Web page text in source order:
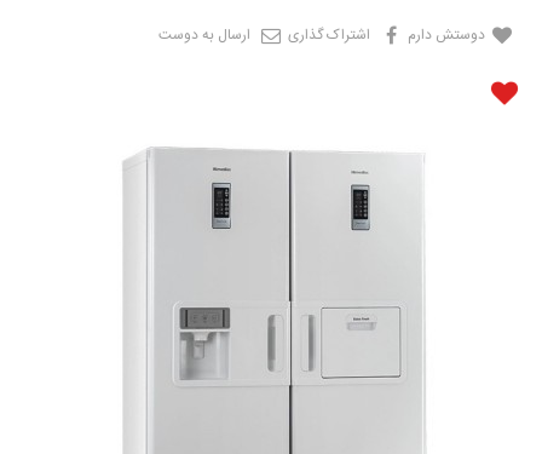
دوستش دارم اشتراک گذاری ارسال به دوست